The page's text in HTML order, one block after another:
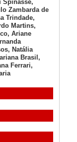
Spinassé,
Zambarda de
Trindade,
Martins,
, Ariane
Natália
Brasil,
Ferrari,